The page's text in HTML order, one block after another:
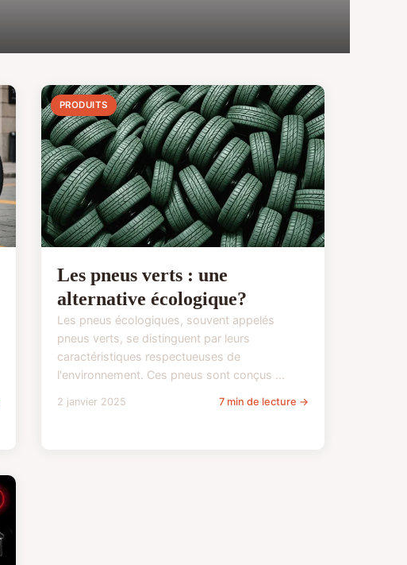
PRODUITS
Les pneus verts : une
alternative écologique?
Les pneus écologiques, souvent appelés
pneus verts, se distinguent par leurs
caractéristiques respectueuses de
l'environnement. Ces pneus sont conçus ...
2 janvier 2025 7 min de lecture →